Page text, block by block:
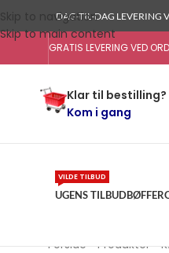
Skip to navigation
Skip to main content
DAG-TIL-DAG LEVERING
GRATIS LEVERING VED
Klar til bestilling?
Kom i gang
UGENS TILBUD
VILDE TILBUD
BØFFER
Forside Produkter